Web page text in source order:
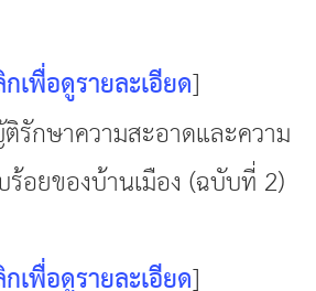
เพื่อดูรายละเอียด]
รักษาความสะอาดและความ
ร้อยของบ้านเมือง (ฉบับที่ 2)
เพื่อดูรายละเอียด]